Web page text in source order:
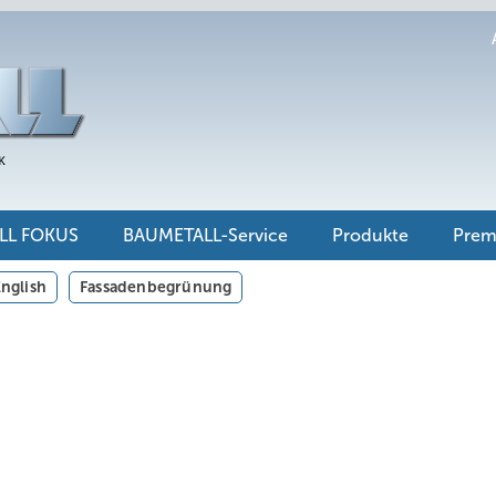
FOKUS BAUMETALL-Service Produkte
Fassadenbegrünung